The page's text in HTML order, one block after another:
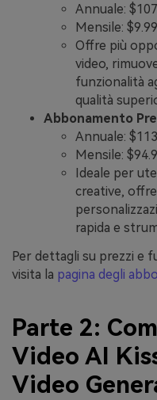
Annuale:
Mensile: $9.99
Offre più
video,
funzionalità
qualità
Abbonamento
Annuale:
Mensile:
Ideale per
creative,
rapida e
Per dettagli su prezzi e
visita la pagina degli
Parte 2:
Video AI
Video